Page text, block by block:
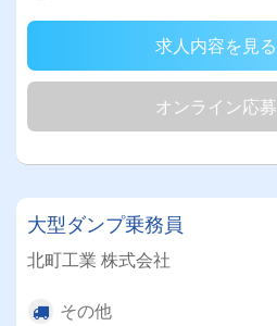
求人内容を見る
オンライン応募
大型ダンプ乗務員
北町工業 株式会社
その他